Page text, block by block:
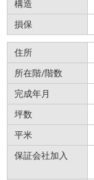
構造
損保
住所
所在階/階数
完成年月
坪数
平米
保証会社加入